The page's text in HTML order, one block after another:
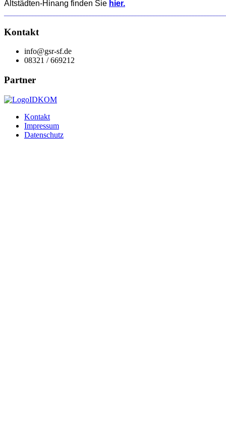
Altstädten-Hinang finden Sie hier.
Kontakt
info@gsr-sf.de
08321 / 669212
Partner
Kontakt
Impressum
Datenschutz